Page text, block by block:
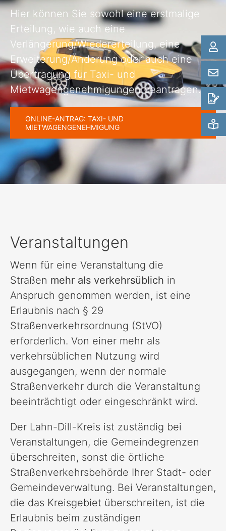
Hier können Sie sowohl eine erstmalige
Erteilung, wie auch eine
Verlängerung/Wiedererteilung, eine
Erweiterung/Änderung oder auch eine
Übertragung für Taxi- und
Mietwagengenehmigungen beantragen.
ONLINE-ANTRAG: TAXI- UND
MIETWAGENGENEHMIGUNG
Veranstaltungen
Wenn für eine Veranstaltung die
Straßen mehr als verkehrsüblich in
Anspruch genommen werden, ist eine
Erlaubnis nach § 29
Straßenverkehrsordnung (StVO)
erforderlich. Von einer mehr als
verkehrsüblichen Nutzung wird
ausgegangen, wenn der normale
Straßenverkehr durch die Veranstaltung
beeinträchtigt oder eingeschränkt wird.
Der Lahn-Dill-Kreis ist zuständig bei
Veranstaltungen, die Gemeindegrenzen
überschreiten, sonst die örtliche
Straßenverkehrsbehörde Ihrer Stadt- oder
Gemeindeverwaltung. Bei Veranstaltungen,
die das Kreisgebiet überschreiten, ist die
Erlaubnis beim zuständigen